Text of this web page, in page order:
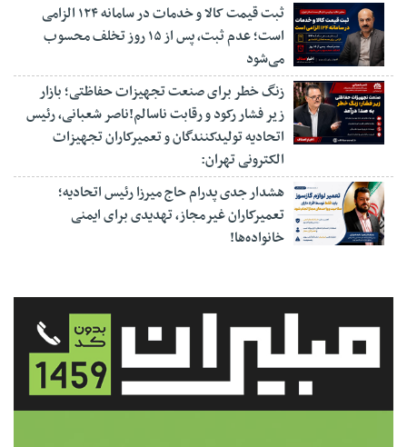
ثبت قیمت کالا و خدمات در سامانه ۱۲۴ الزامی
است؛ عدم ثبت، پس از ۱۵ روز تخلف محسوب
می‌شود
زنگ خطر برای صنعت تجهیزات حفاظتی؛ بازار
زیر فشار رکود و رقابت ناسالم!ناصر شعبانی، رئیس
اتحادیه تولیدکنندگان و تعمیرکاران تجهیزات
الکترونی تهران:
هشدار جدی پدرام حاج میرزا رئیس اتحادیه؛
تعمیرکاران غیرمجاز، تهدیدی برای ایمنی
خانواده‌ها!